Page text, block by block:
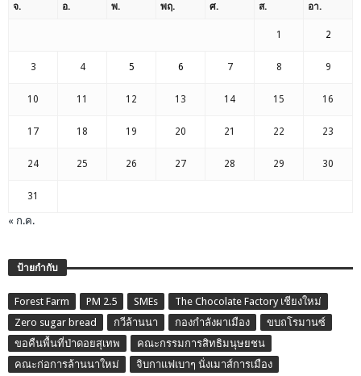
จ. อ. พ. พฤ. ศ. ส. อา.
1 2
3 4 5 6 7 8 9
10 11 12 13 14 15 16
17 18 19 20 21 22 23
24 25 26 27 28 29 30
31
« ก.ค.
ป้ายกำกับ
Forest Farm PM 2.5 SMEs
The Chocolate Factory เชียงใหม่
Zero sugar bread
กวีล้านนา กองกำลังผาเมือง
ขบถโรมานซ์
ขอคืนพื้นที่ป่าดอยสุเทพ
คณะกรรมการสิทธิมนุษยชน
คณะก่อการล้านนาใหม่
จิบกาแฟเบาๆ นั่งเมาส์การเมือง